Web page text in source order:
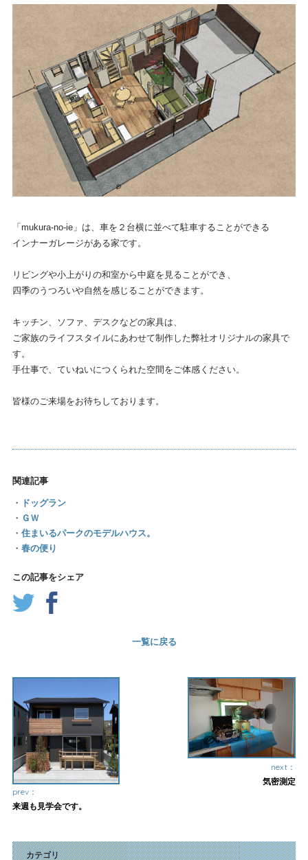
「mukura-no-ie」は、車を２台横に並べて駐車することができる
インナーガレージがある家です。
リビングや小上がりの和室から中庭を見ることができ、
四季のうつろいや自然を感じることができます。
キッチン、ソファ、デスクなどの家具は、
ご家族のライフスタイルにあわせて制作した弊社オリジナルの家具で
す。
手仕事で、ていねいにつくられた空間をご体感ください。
皆様のご来場をお待ちしております。
関連記事
・
ドッグラン
・ ＧＷ
・ 住まいるパークのモデルハウス。
・ 春の便り
この記事をシェア
一覧に戻る
prev：
来週も見学会です。
next：
気密測定
カテゴリ